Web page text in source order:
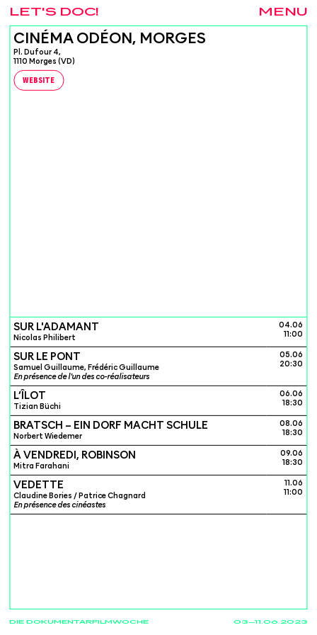
03—11.06.2023
DIE DOKUMENTARFILMWOCHE
MENU
LET'S DOC!
CINÉMA ODÉON, MORGES
Pl. Dufour 4,
1110 Morges (VD)
WEBSITE
SUR L'ADAMANT
Nicolas Philibert
04.06
11:00
SUR LE PONT
Samuel Guillaume, Frédéric Guillaume
En présence de l'un des co-réalisateurs
05.06
20:30
L’ÎLOT
Tizian Büchi
06.06
18:30
BRATSCH – EIN DORF MACHT SCHULE
Norbert Wiedemer
08.06
18:30
À VENDREDI, ROBINSON
Mitra Farahani
09.06
18:30
VEDETTE
Claudine Bories / Patrice Chagnard
En présence des cinéastes
11.06
11:00